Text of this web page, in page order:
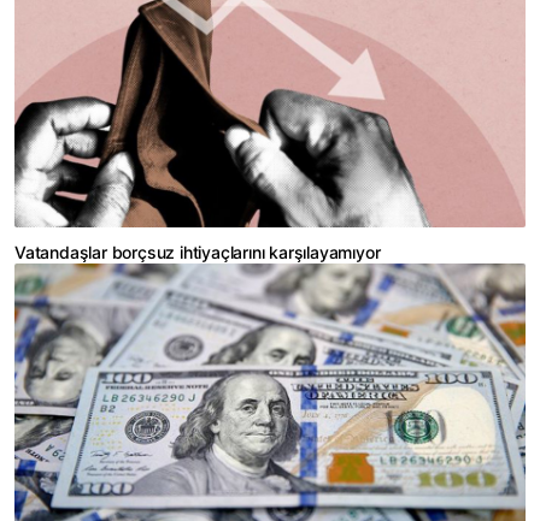
Vatandaşlar borçsuz ihtiyaçlarını karşılayamıyor